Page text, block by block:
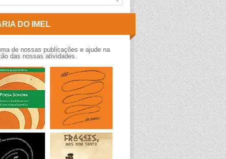
DO IMEL
de nossas publicações e ajude na
das nossas atividades.